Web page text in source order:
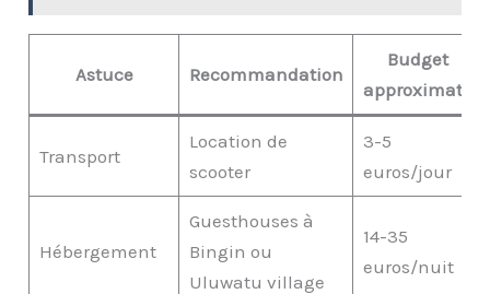
Astuce Recommandation
Budget
approximatif
Transport
Location de
scooter
3-5
euros/jour
Hébergement
Guesthouses à
Bingin ou
Uluwatu village
14-35
euros/nuit